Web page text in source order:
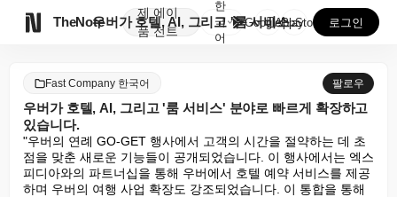
TheNote
제
품
에이
전트
우버가 호텔, AI, 그리고 '룸 서비스' 분야로 빠르...
한
국
어
GooglePlay
AppStore 로그인
Fast Company 한국어 팔로우
우버가 호텔, AI, 그리고 '룸 서비스' 분야로 빠르게 확장하고
있습니다.
"우버의 연례 GO-GET 행사에서 고객의 시간을 절약하는 데 초
점을 맞춘 새로운 기능들이 공개되었습니다. 이 행사에서는 엑스
피디아와의 파트너십을 통해 우버에서 호텔 예약 서비스를 제공
하며 우버의 여행 사업 확장도 강조되었습니다. 이 통합을 통해